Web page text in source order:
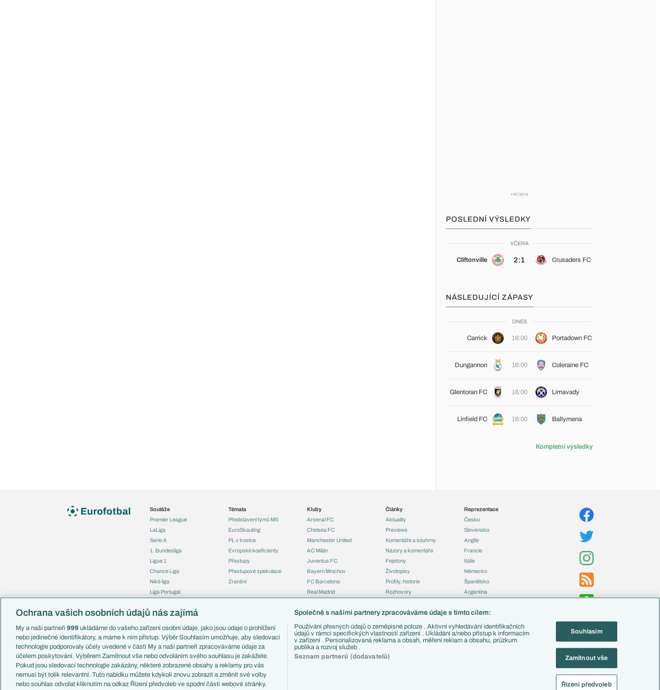
POSLEDNÍ VÝSLEDKY
VČERA
Cliftonville 2:1 Crusaders FC
NÁSLEDUJÍCÍ ZÁPASY
DNES
Carrick 16:00 Portadown FC
Dungannon 16:00 Coleraine FC
Glentoran FC 16:00 Limavady
Linfield FC 16:00 Ballymena
Kompletní výsledky
Soutěže
Premier League
LaLiga
Serie A
1. Bundesliga
Ligue 1
Chance Liga
Niké liga
Liga Portugal
Liga mistrů
Mistrovství světa
Liga národů
Témata
Představení týmů MS
EuroSkauting
PL v kostce
Evropské koeficienty
Přestupy
Přestupové spekulace
Zranění
Kluby
Arsenal FC
Chelsea FC
Manchester United
AC Milán
Juventus FC
Bayern Mnichov
FC Barcelona
Real Madrid
Články
Aktuality
Previews
Komentáře a souhrny
Názory a komentáře
Fejetony
Životopisy
Profily, historie
Rozhovory
Reprezentace
Česko
Slovensko
Anglie
Francie
Itálie
Německo
Španělsko
Argentina
Zápasy
Livescore
Ochrana vašich osobních údajů nás zajímá
My a naši partneři 999 ukládáme do vašeho zařízení osobní údaje, jako jsou údaje o prohlížení
nebo jedinečné identifikátory, a máme k nim přístup. Výběr Souhlasím umožňuje, aby sledovací
technologie podporovaly účely uvedené v části My a naši partneři zpracováváme údaje za
účelem poskytování. Výběrem Zamítnout vše nebo odvoláním svého souhlasu je zakážete.
Pokud jsou sledovací technologie zakázány, některé zobrazené obsahy a reklamy pro vás
nemusí být tolik relevantní. Tuto nabídku můžete kdykoli znovu zobrazit a změnit své volby
nebo souhlas odvolat kliknutím na odkaz Řízení předvoleb ve spodní části webové stránky.
Společně s našimi partnery zpracováváme údaje s tímto cílem:
Používání přesných údajů o zeměpisné poloze . Aktivní vyhledávání identifikačních
údajů v rámci specifických vlastností zařízení . Ukládání a/nebo přístup k informacím
v zařízení . Personalizovaná reklama a obsah, měření reklam a obsahu, průzkum
publika a rozvoj služeb .
Seznam partnerů (dodavatelů)
Souhlasím
Zamítnout vše
Řízení předvoleb